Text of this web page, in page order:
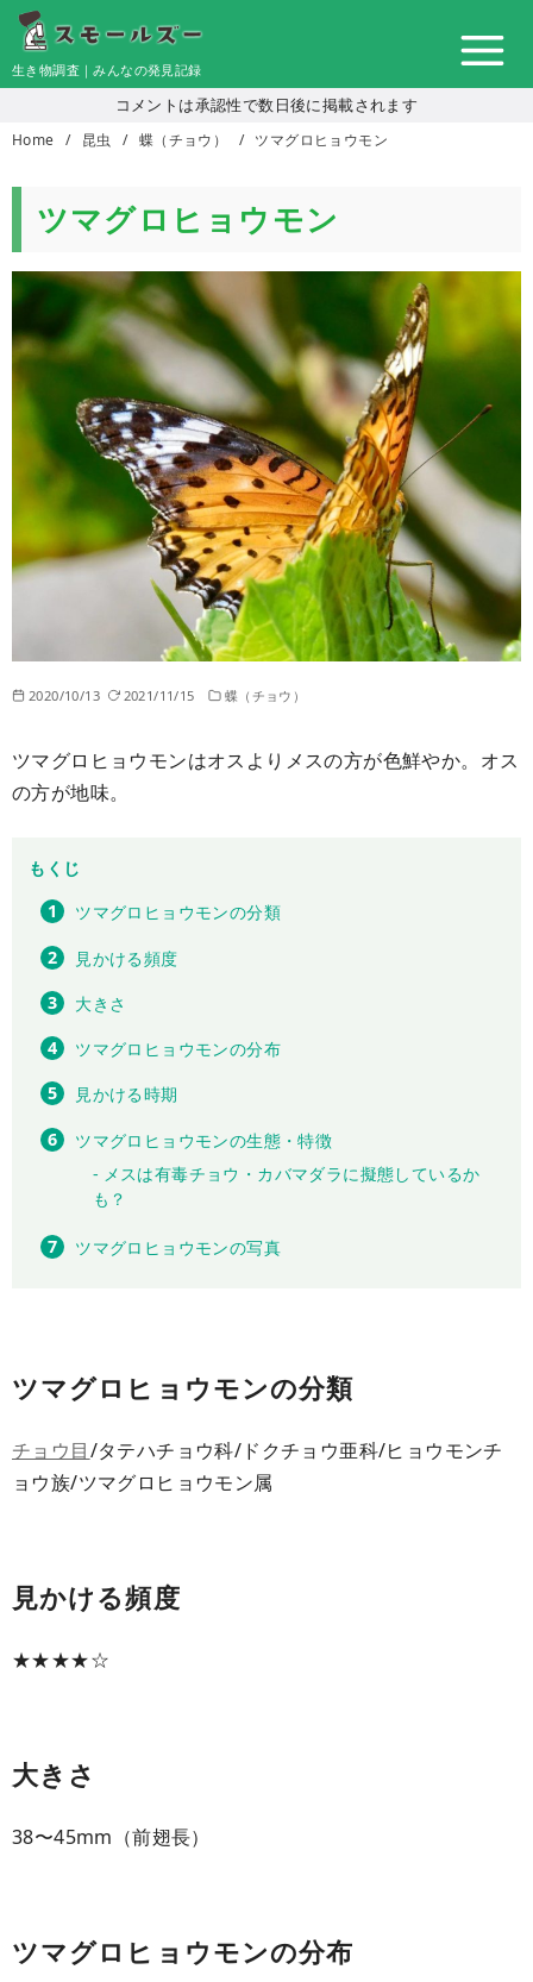
コ
テ
ツ
生き物調査｜みんなの発見記録
コメントは承認性で数日後に掲載されます
Home 昆虫 蝶（チョウ） ツマグロヒョウモン
ツマグロヒョウモン
2020/10/13 2021/11/15 蝶（チョウ）
ツマグロヒョウモンはオスよりメスの方が色鮮やか。オス
の方が地味。
もくじ
ツマグロヒョウモンの分類
見かける頻度
大きさ
ツマグロヒョウモンの分布
見かける時期
ツマグロヒョウモンの生態・特徴
メスは有毒チョウ・カバマダラに擬態しているか
も？
ツマグロヒョウモンの写真
ツマグロヒョウモンの分類
チョウ目/タテハチョウ科/ドクチョウ亜科/ヒョウモンチ
ョウ族/ツマグロヒョウモン属
見かける頻度
★★★★☆
大きさ
38〜45mm（前翅長）
ツマグロヒョウモンの分布